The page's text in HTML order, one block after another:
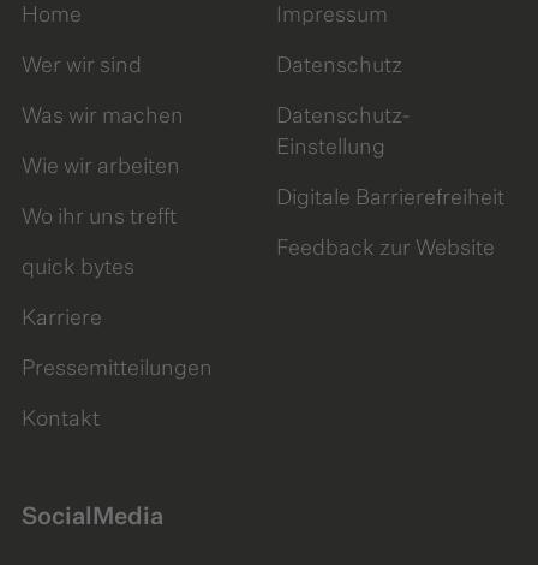
Home
Wer wir sind
Was wir machen
Wie wir arbeiten
Wo ihr uns trefft
quick bytes
Karriere
Pressemitteilungen
Kontakt
Impressum
Datenschutz
Datenschutz-
Einstellung
Digitale Barrierefreiheit
Feedback zur Website
SocialMedia